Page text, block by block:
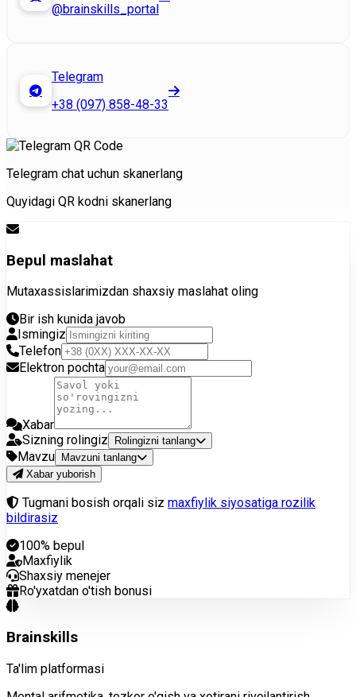
@brainskills_portal
Telegram
+38 (097) 858-48-33
Telegram chat uchun skanerlang
Quyidagi QR kodni skanerlang
Bepul maslahat
Mutaxassislarimizdan shaxsiy maslahat oling
Bir ish kunida javob
Ismingiz
Telefon
Elektron pochta
Xabar
Sizning rolingiz
Rolingizni tanlang
Mavzu
Mavzuni tanlang
Xabar yuborish
Tugmani bosish orqali siz maxfiylik siyosatiga rozilik
bildirasiz
100% bepul
Maxfiylik
Shaxsiy menejer
Ro'yxatdan o'tish bonusi
Brainskills
Ta'lim platformasi